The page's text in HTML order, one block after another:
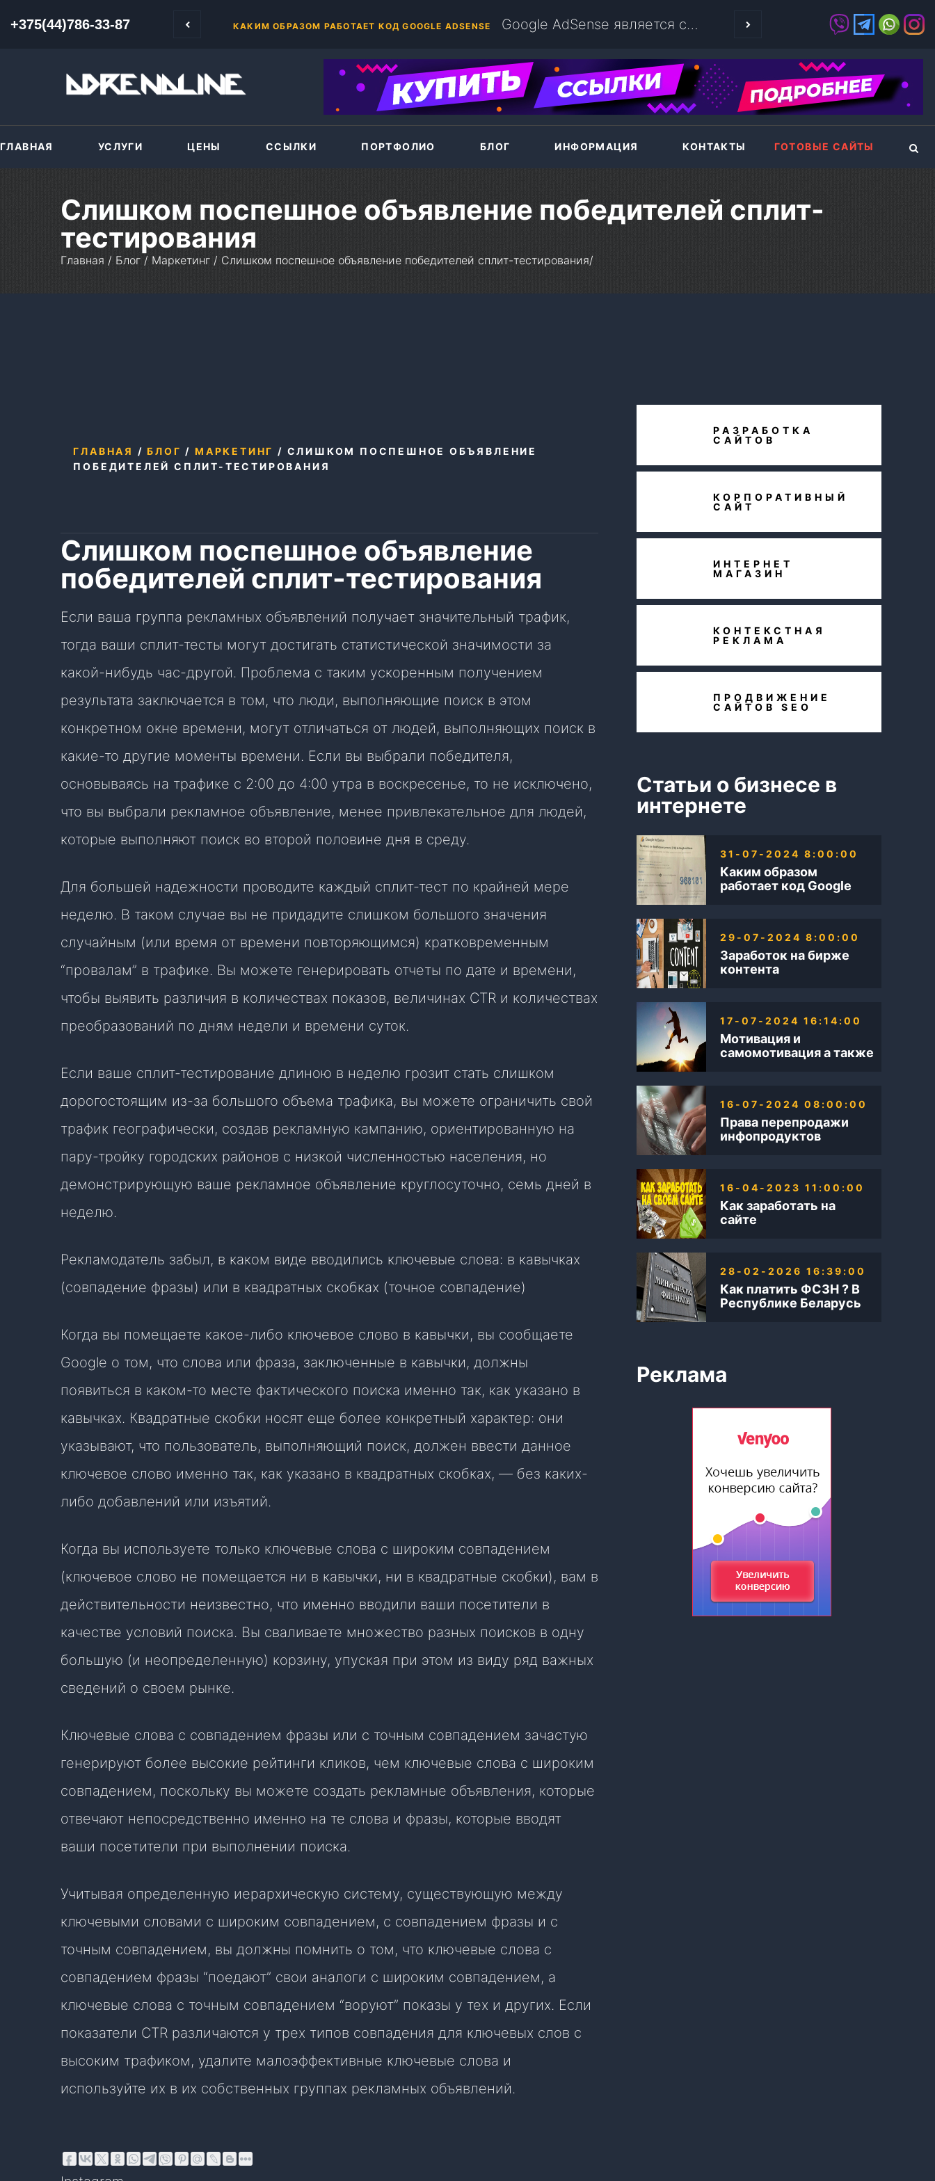
+375(44)786-33-87 +375(44)786-33-87 +375(44)786-33-87
деньги, показывая рекламу на своих сайтах. ПЕРЕНОС САЙТА MODX EVOLUTION НА ХОСТИНГ РЕГИСТРАЦИЯ
ГЛАВНАЯ УСЛУГИ ЦЕНЫ ССЫЛКИ ПОРТФОЛИО БЛОГ ИНФОРМАЦИЯ КОНТАКТЫ ГОТОВЫЕ САЙТЫ
Слишком поспешное объявление победителей сплит-
тестирования
Главная / Блог / Маркетинг / Слишком поспешное объявление победителей сплит-тестирования/
ГЛАВНАЯ /БЛОГ /МАРКЕТИНГ / СЛИШКОМ ПОСПЕШНОЕ ОБЪЯВЛЕНИЕ
ПОБЕДИТЕЛЕЙ СПЛИТ-ТЕСТИРОВАНИЯ
Слишком поспешное объявление
победителей сплит-тестирования
Если ваша группа рекламных объявлений получает значительный трафик,
тогда ваши сплит-тесты могут достигать статистической значимости за
какой-нибудь час-другой. Проблема с таким ускоренным получением
результата заключается в том, что люди, выполняющие поиск в этом
конкретном окне времени, могут отличаться от людей, выполняющих поиск в
какие-то другие моменты времени. Если вы выбрали победителя,
основываясь на трафике с 2:00 до 4:00 утра в воскресенье, то не исключено,
что вы выбрали рекламное объявление, менее привлекательное для людей,
которые выполняют поиск во второй половине дня в среду.
Для большей надежности проводите каждый сплит-тест по крайней мере
неделю. В таком случае вы не придадите слишком большого значения
случайным (или время от времени повторяющимся) кратковременным
“провалам” в трафике. Вы можете генерировать отчеты по дате и времени,
чтобы выявить различия в количествах показов, величинах CTR и количествах
преобразований по дням недели и времени суток.
Если ваше сплит-тестирование длиною в неделю грозит стать слишком
дорогостоящим из-за большого объема трафика, вы можете ограничить свой
трафик географически, создав рекламную кампанию, ориентированную на
пару-тройку городских районов с низкой численностью населения, но
демонстрирующую ваше рекламное объявление круглосуточно, семь дней в
неделю.
Рекламодатель забыл, в каком виде вводились ключевые слова: в кавычках
(совпадение фразы) или в квадратных скобках (точное совпадение)
Когда вы помещаете какое-либо ключевое слово в кавычки, вы сообщаете
Google о том, что слова или фраза, заключенные в кавычки, должны
появиться в каком-то месте фактического поиска именно так, как указано в
кавычках. Квадратные скобки носят еще более конкретный характер: они
указывают, что пользователь, выполняющий поиск, должен ввести данное
ключевое слово именно так, как указано в квадратных скобках, — без каких-
либо добавлений или изъятий.
Когда вы используете только ключевые слова с широким совпадением
(ключевое слово не помещается ни в кавычки, ни в квадратные скобки), вам в
действительности неизвестно, что именно вводили ваши посетители в
качестве условий поиска. Вы сваливаете множество разных поисков в одну
большую (и неопределенную) корзину, упуская при этом из виду ряд важных
сведений о своем рынке.
Ключевые слова с совпадением фразы или с точным совпадением зачастую
генерируют более высокие рейтинги кликов, чем ключевые слова с широким
совпадением, поскольку вы можете создать рекламные объявления, которые
отвечают непосредственно именно на те слова и фразы, которые вводят
ваши посетители при выполнении поиска.
Учитывая определенную иерархическую систему, существующую между
ключевыми словами с широким совпадением, с совпадением фразы и с
точным совпадением, вы должны помнить о том, что ключевые слова с
совпадением фразы “поедают” свои аналоги с широким совпадением, а
ключевые слова с точным совпадением “воруют” показы у тех и других. Если
показатели CTR различаются у трех типов совпадения для ключевых слов с
высоким трафиком, удалите малоэффективные ключевые слова и
используйте их в их собственных группах рекламных объявлений.
РАЗРАБОТКА
САЙТОВ
КОРПОРАТИВНЫЙ
САЙТ
ИНТЕРНЕТ
МАГАЗИН
КОНТЕКСТНАЯ
РЕКЛАМА
ПРОДВИЖЕНИЕ
САЙТОВ SEO
Статьи о бизнесе в
интернете
Каким образом
работает код Google
31-07-2024 8:00:00
Заработок на бирже
контента
29-07-2024 8:00:00
Мотивация и
самомотивация а также
17-07-2024 16:14:00
Права перепродажи
инфопродуктов
16-07-2024 08:00:00
Как заработать на
сайте
16-04-2023 11:00:00
Как платить ФСЗН ? В
Республике Беларусь
28-02-2026 16:39:00
Реклама